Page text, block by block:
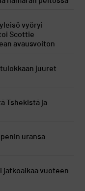
vyöryi
Scottie
avausvoiton
juuret
Tshekistä ja
uransa
jatkoaikaa vuoteen